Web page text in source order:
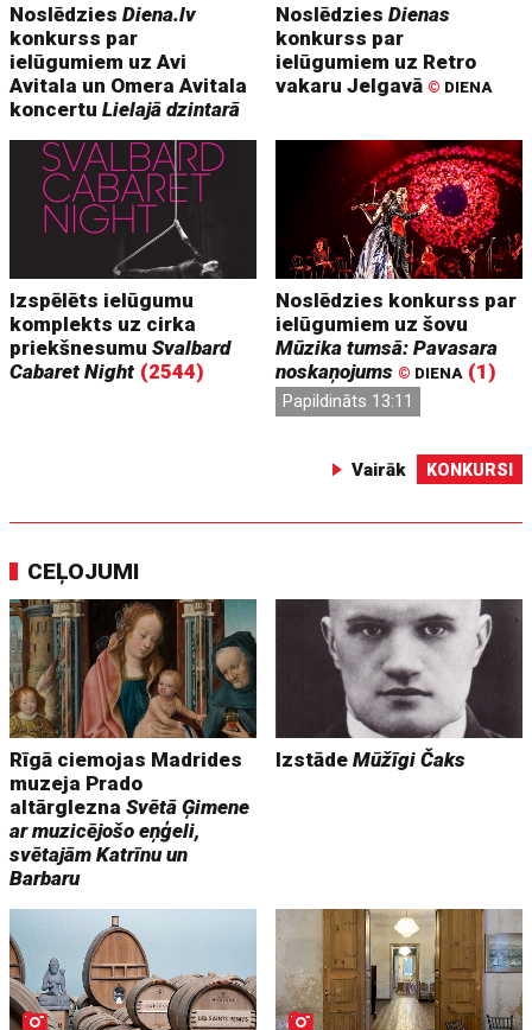
NoslēdziesDiena.lv
konkurss par
ielūgumiem uz Avi
Avitala un Omera Avitala
koncertuLielajā dzintarā
NoslēdziesDienas
konkurss par
ielūgumiem uz Retro
vakaru Jelgavā © DIENA
Izspēlēts ielūgumu
komplekts uz cirka
priekšnesumuSvalbard
Cabaret Night (2544)
Noslēdzies konkurss par
ielūgumiem uz šovu
Mūzika tumsā: Pavasara
noskaņojums © DIENA (1)
Papildināts 13:11
Vairāk KONKURSI
CEĻOJUMI
Rīgā ciemojas Madrides
muzeja Prado
altārgleznaSvētā Ģimene
ar muzicējošo eņģeli,
svētajām Katrīnu un
Barbaru
IzstādeMūžīgi Čaks